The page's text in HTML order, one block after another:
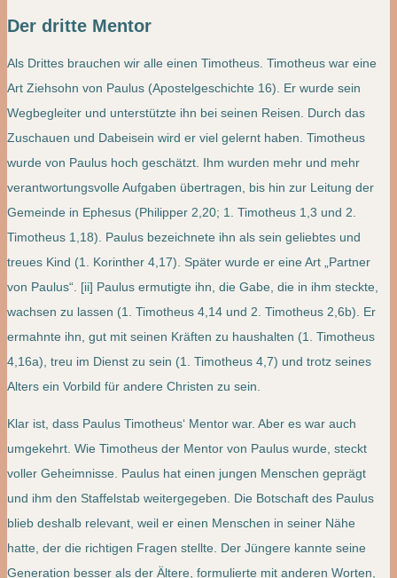
Der dritte Mentor
Als Drittes brauchen wir alle einen Timotheus. Timotheus war eine
Art Ziehsohn von Paulus (Apostelgeschichte 16). Er wurde sein
Wegbegleiter und unterstützte ihn bei seinen Reisen. Durch das
Zuschauen und Dabeisein wird er viel gelernt haben. Timotheus
wurde von Paulus hoch geschätzt. Ihm wurden mehr und mehr
verantwortungsvolle Aufgaben übertragen, bis hin zur Leitung der
Gemeinde in Ephesus (Philipper 2,20; 1. Timotheus 1,3 und 2.
Timotheus 1,18). Paulus bezeichnete ihn als sein geliebtes und
treues Kind (1. Korinther 4,17). Später wurde er eine Art „Partner
von Paulus“. [ii] Paulus ermutigte ihn, die Gabe, die in ihm steckte,
wachsen zu lassen (1. Timotheus 4,14 und 2. Timotheus 2,6b). Er
ermahnte ihn, gut mit seinen Kräften zu haushalten (1. Timotheus
4,16a), treu im Dienst zu sein (1. Timotheus 4,7) und trotz seines
Alters ein Vorbild für andere Christen zu sein.
Klar ist, dass Paulus Timotheus‘ Mentor war. Aber es war auch
umgekehrt. Wie Timotheus der Mentor von Paulus wurde, steckt
voller Geheimnisse. Paulus hat einen jungen Menschen geprägt
und ihm den Staffelstab weitergegeben. Die Botschaft des Paulus
blieb deshalb relevant, weil er einen Menschen in seiner Nähe
hatte, der die richtigen Fragen stellte. Der Jüngere kannte seine
Generation besser als der Ältere, formulierte mit anderen Worten,